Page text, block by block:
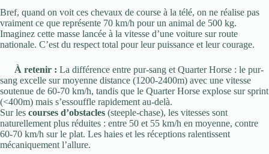
Bref, quand on voit ces chevaux de course à la télé, on ne réalise pas
vraiment ce que représente 70 km/h pour un animal de 500 kg.
Imaginez cette masse lancée à la vitesse d’une voiture sur route
nationale. C’est du respect total pour leur puissance et leur courage.
À retenir : La différence entre pur-sang et Quarter Horse : le pur-
sang excelle sur moyenne distance (1200-2400m) avec une vitesse
soutenue de 60-70 km/h, tandis que le Quarter Horse explose sur sprint
(<400m) mais s’essouffle rapidement au-delà.
Sur les courses d’obstacles (steeple-chase), les vitesses sont
naturellement plus réduites : entre 50 et 55 km/h en moyenne, contre
60-70 km/h sur le plat. Les haies et les réceptions ralentissent
mécaniquement l’allure.